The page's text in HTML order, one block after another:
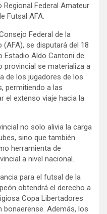
Regional Federal Amateur
Futsal AFA.
Federal de la
se disputará del 18
Estadio Aldo Cantoni de
provincial se materializa a
de los jugadores de los
permitiendo a las
el extenso viaje hacia la
no solo alivia la carga
sino que también
herramienta de
a nivel nacional.
para el futsal de la
obtendrá el derecho a
Copa Libertadores
bonaerense. Además, los